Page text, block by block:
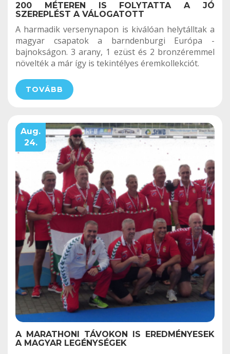
200 MÉTEREN IS FOLYTATTA A JÓ
SZEREPLÉST A VÁLOGATOTT
A harmadik versenynapon is kiválóan helytálltak a
magyar csapatok a barndenburgi Európa -
bajnokságon. 3 arany, 1 ezüst és 2 bronzéremmel
növelték a már így is tekintélyes éremkollekciót.
TOVÁBB
Aug.
24.
A MARATHONI TÁVOKON IS EREDMÉNYESEK
A MAGYAR LEGÉNYSÉGEK